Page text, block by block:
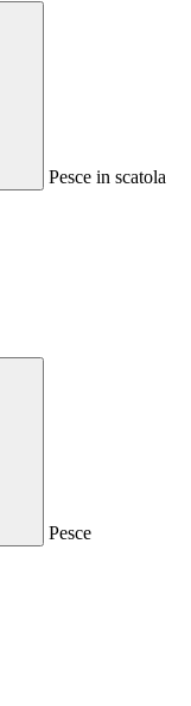
Pesce in scatola
Pesce